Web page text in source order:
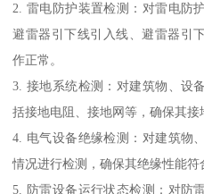
2. 雷电防护装置检测：对雷电防
避雷器引下线引入线、避雷器引
作正常。
3. 接地系统检测：对建筑物、设
括接地电阻、接地网等，确保其接
4. 电气设备绝缘检测：对建筑物
情况进行检测，确保其绝缘性能符
5. 防雷设备运行状态检测：对防